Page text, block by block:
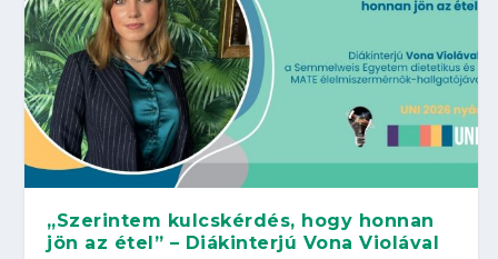
„Szerintem kulcskérdés, hogy honnan
jön az étel” – Diákinterjú Vona Violával